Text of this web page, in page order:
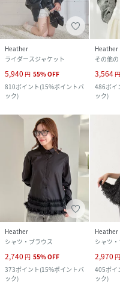
Heather
ライダースジャケット
5,940 円 55%OFF
810ポイント(15%ポイントバ
ック)
Heather
その他
3,564 円
486ポイ
ック)
Heather
シャツ・ブラウス
2,740 円 55%OFF
373ポイント(15%ポイントバ
ック)
Heather
シャツ
2,970 円
405ポイ
ック)